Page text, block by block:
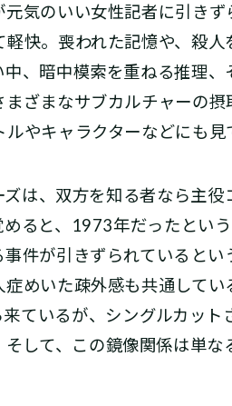
気のいい女性記者に引きず
快。喪われた記憶や、殺
、暗中模索を重ねる推理、
ざまなサブカルチャーの
やキャラクターなどにも見
は、双方を知る者なら主役
ると、1973年だったとい
が引きずられている――と
めいた疎外感も共通して
ているが、シングルカット
して、この鏡像関係は単な